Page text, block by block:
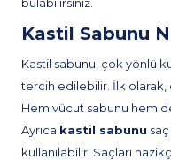
Kastil Sabunu
Kastil sabunu, çok yönlü
tercih edilebilir. İlk olarak,
Hem vücut sabunu hem
Ayrıca kastil sabunu
kullanılabilir. Saçları